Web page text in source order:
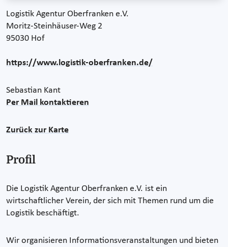
Logistik Agentur Oberfranken e.V.
Moritz-Steinhäuser-Weg 2
95030 Hof
https://www.logistik-oberfranken.de/
Sebastian Kant
Per Mail kontaktieren
Zurück zur Karte
Profil
Die Logistik Agentur Oberfranken e.V. ist ein
wirtschaftlicher Verein, der sich mit Themen rund um die
Logistik beschäftigt.
Wir organisieren Informationsveranstaltungen und bieten